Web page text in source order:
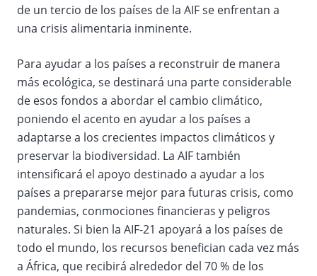
de un tercio de los países de la AIF se enfrentan a
una crisis alimentaria inminente.
Para ayudar a los países a reconstruir de manera
más ecológica, se destinará una parte considerable
de esos fondos a abordar el cambio climático,
poniendo el acento en ayudar a los países a
adaptarse a los crecientes impactos climáticos y
preservar la biodiversidad. La AIF también
intensificará el apoyo destinado a ayudar a los
países a prepararse mejor para futuras crisis, como
pandemias, conmociones financieras y peligros
naturales. Si bien la AIF-21 apoyará a los países de
todo el mundo, los recursos benefician cada vez más
a África, que recibirá alrededor del 70 % de los